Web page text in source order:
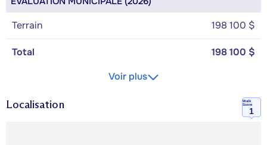
Terrain 198 100 $
Total
198 100 $
Voir plus
Localisation
Walk
Score
1